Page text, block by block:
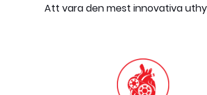
Att vara den mest innovativa